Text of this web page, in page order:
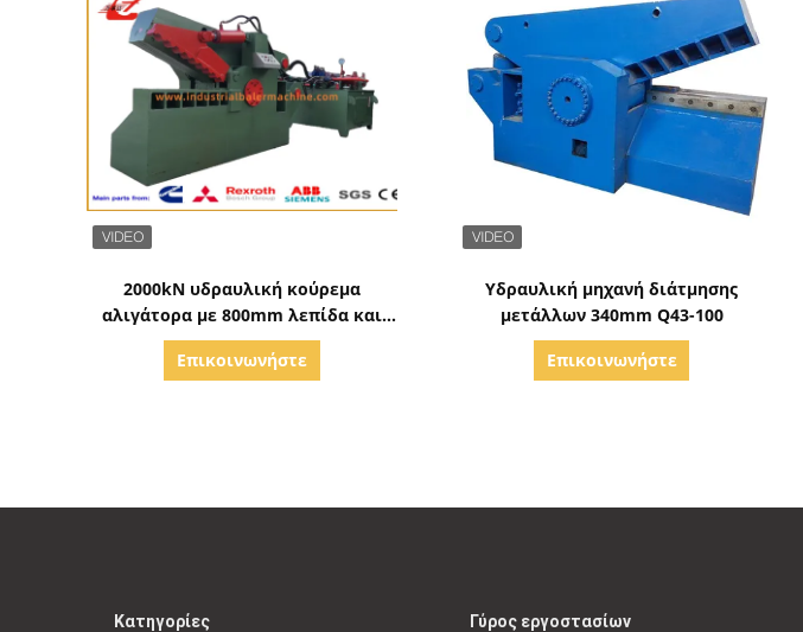
2000kN υδραυλική κούρεμα
αλιγάτορα με 800mm λεπίδα και
380mm άνοιγμα για το κόψιμο
απόβλητα μετάλλου
Επικοινωνήστε
Υδραυλική μηχανή διάτμησης
μετάλλων 340mm Q43-100
Επικοινωνήστε
Κατηγορίες Γύρος εργοστασίων